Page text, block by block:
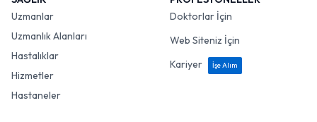
Uzmanlar
Uzmanlık Alanları
Hastalıklar
Hizmetler
Hastaneler
Doktorlar İçin
Web Siteniz İçin
Kariyer
İşe Alım